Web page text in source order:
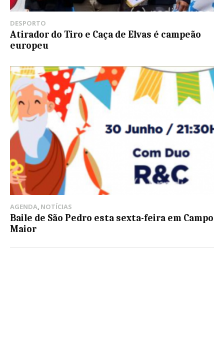
DESPORTO
Atirador do Tiro e Caça de Elvas é campeão
europeu
AGENDA, NOTÍCIAS
Baile de São Pedro esta sexta-feira em Campo
Maior